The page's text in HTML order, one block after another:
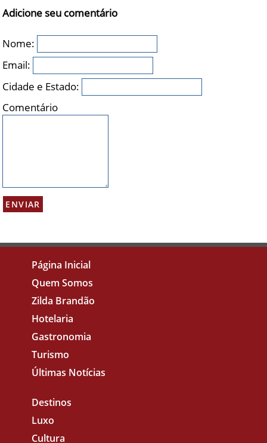
Adicione seu comentário
Nome:
Email:
Cidade e Estado:
Comentário
Página Inicial
Quem Somos
Zilda Brandão
Hotelaria
Gastronomia
Turismo
Últimas Notícias
Destinos
Luxo
Cultura